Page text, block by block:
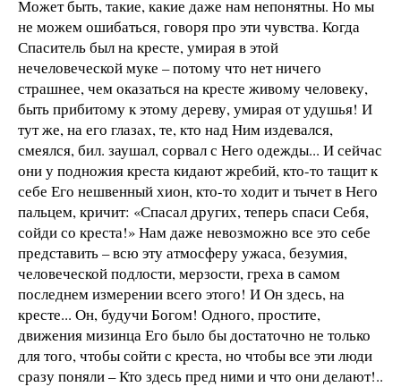
Может быть, такие, какие даже нам непонятны. Но мы
не можем ошибаться, говоря про эти чувства. Когда
Спаситель был на кресте, умирая в этой
нечеловеческой муке – потому что нет ничего
страшнее, чем оказаться на кресте живому человеку,
быть прибитому к этому дереву, умирая от удушья! И
тут же, на его глазах, те, кто над Ним издевался,
смеялся, бил. заушал, сорвал с Него одежды... И сейчас
они у подножия креста кидают жребий, кто-то тащит к
себе Его нешвенный хион, кто-то ходит и тычет в Него
пальцем, кричит: «Спасал других, теперь спаси Себя,
сойди со креста!» Нам даже невозможно все это себе
представить – всю эту атмосферу ужаса, безумия,
человеческой подлости, мерзости, греха в самом
последнем измерении всего этого! И Он здесь, на
кресте... Он, будучи Богом! Одного, простите,
движения мизинца Его было бы достаточно не только
для того, чтобы сойти с креста, но чтобы все эти люди
сразу поняли – Кто здесь пред ними и что они делают!..